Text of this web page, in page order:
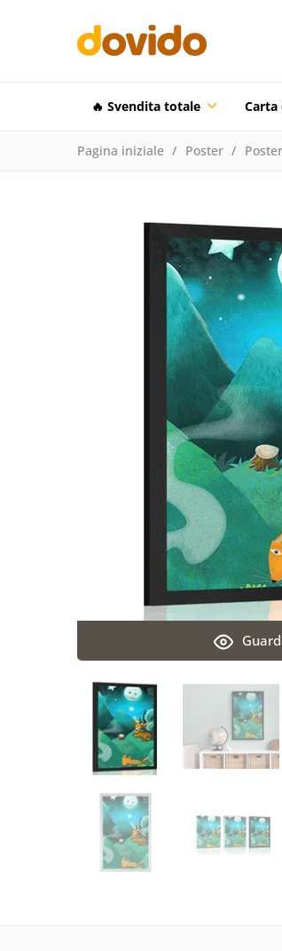
🔥 Svendita totale Carta
Pagina iniziale Poster